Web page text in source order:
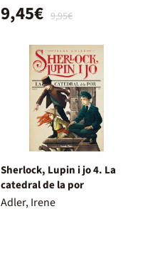
9,95€
9,45€
Sherlock, Lupin i jo 4. La
catedral de la por
Adler, Irene